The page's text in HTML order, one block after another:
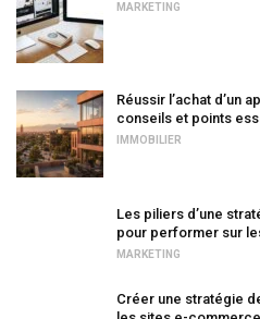
MARKETING
Réussir l’achat d’un
conseils et points
IMMOBILIER
Les piliers d’une
pour performer sur
MARKETING
Créer une stratégie